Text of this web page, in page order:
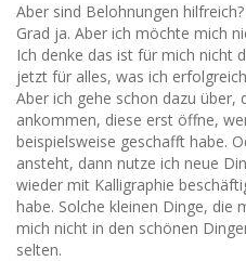
Aber sind Belohnungen
Grad ja. Aber ich möchte mich
Ich denke das ist für mich nicht
jetzt für alles, was ich
Aber ich gehe schon dazu über,
ankommen, diese erst öffne,
beispielsweise geschafft habe.
ansteht, dann nutze ich neue
wieder mit Kalligraphie
habe. Solche kleinen Dinge, die
mich nicht in den schönen
selten.